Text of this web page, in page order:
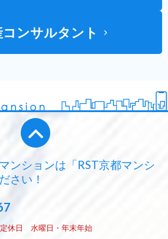
ンサルタント
ンションは「RST京都マンシ
さい！
定休日 水曜日・年末年始